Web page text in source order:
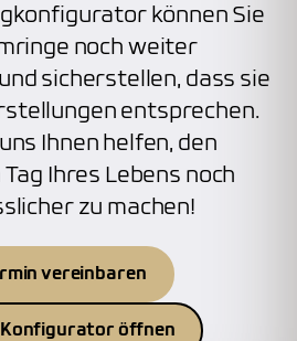
können Sie
noch weiter
sicherstellen, dass sie
entsprechen.
Ihnen helfen, den
Ihres Lebens noch
zu machen!
vereinbaren
Konfigurator öffnen